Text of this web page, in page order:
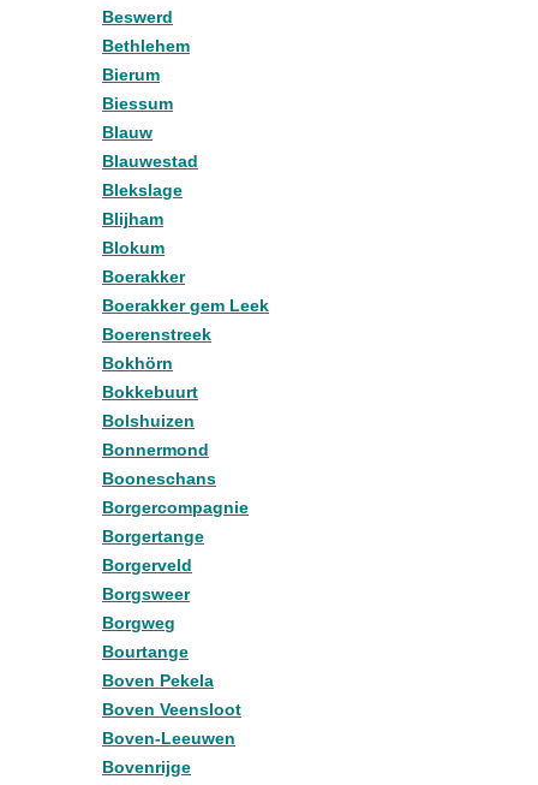
Beswerd
Bethlehem
Bierum
Biessum
Blauw
Blauwestad
Blekslage
Blijham
Blokum
Boerakker
Boerakker gem Leek
Boerenstreek
Bokhörn
Bokkebuurt
Bolshuizen
Bonnermond
Booneschans
Borgercompagnie
Borgertange
Borgerveld
Borgsweer
Borgweg
Bourtange
Boven Pekela
Boven Veensloot
Boven-Leeuwen
Bovenrijge